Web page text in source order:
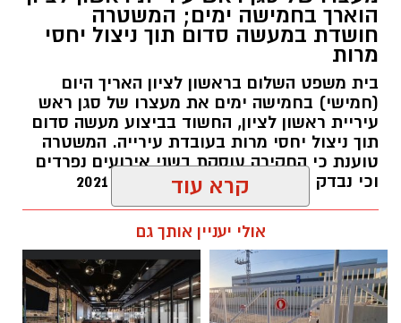
הוארך בחמישה ימים; המשטרה
חושדת במעשה סדום תוך ניצול יחסי
מרות
בית משפט השלום בראשון לציון האריך היום
(חמישי) בחמישה ימים את מעצרו של סגן ראש
עיריית ראשון לציון, החשוד בביצוע מעשה סדום
תוך ניצול יחסי מרות בעובדת עירייה. המשטרה
טוענת כי החקירה עוסקת בשני אירועים נפרדים
וכי נבדק חשד למקרים נוספים משנת 2021
קרא עוד
אולי יעניין אותך גם